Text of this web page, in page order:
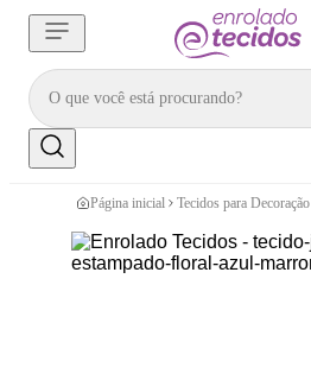
Página inicial Tecidos para Decoração